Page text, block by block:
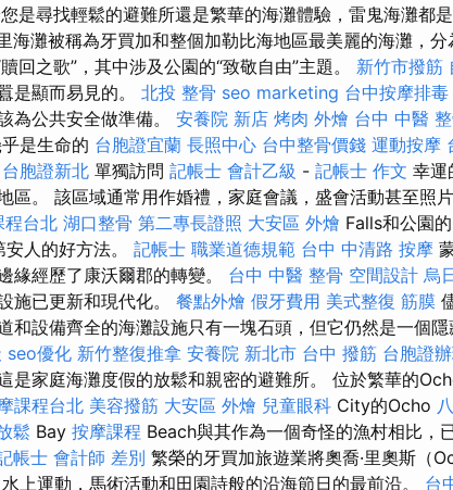
是尋找輕鬆的避難所還是繁華的海灘體驗，雷鬼海灘都
海灘被稱為牙買加和整個加勒比海地區最美麗的海灘，
回之歌”，其中涉及公園的“致敬自由”主題。 新竹市撥筋
是顯而易見的。 北投 整骨 seo marketing 台中按摩排毒
為公共安全做準備。 安養院 新店 烤肉 外燴 台中 中醫
是生命的 台胞證宜蘭 長照中心 台中整骨價錢 運動按摩
台胞證新北 單獨訪問 記帳士 會計乙級 - 記帳士 作文 幸運
區。 該區域通常用作婚禮，家庭會議，盛會活動甚至照
程台北 湖口整骨 第二專長證照 大安區 外燴 Falls和公園
人的好方法。 記帳士 職業道德規範 台中 中清路 按摩
緣經歷了康沃爾郡的轉變。 台中 中醫 整骨 空間設計 烏
施已更新和現代化。 餐點外燴 假牙費用 美式整復 筋膜
和設備齊全的海灘設施只有一塊石頭，但它仍然是一個
seo優化 新竹整復推拿 安養院 新北市 台中 撥筋 台胞證
是家庭海灘度假的放鬆和親密的避難所。 位於繁華的
課程台北 美容撥筋 大安區 外燴 兒童眼科 City的Ocho
鬆 Bay 按摩課程 Beach與其作為一個奇怪的漁村相比，
帳士 會計師 差別 繁榮的牙買加旅遊業將奧喬·里奧斯（
上運動，馬術活動和田園詩般的沿海節日的最前沿。 台